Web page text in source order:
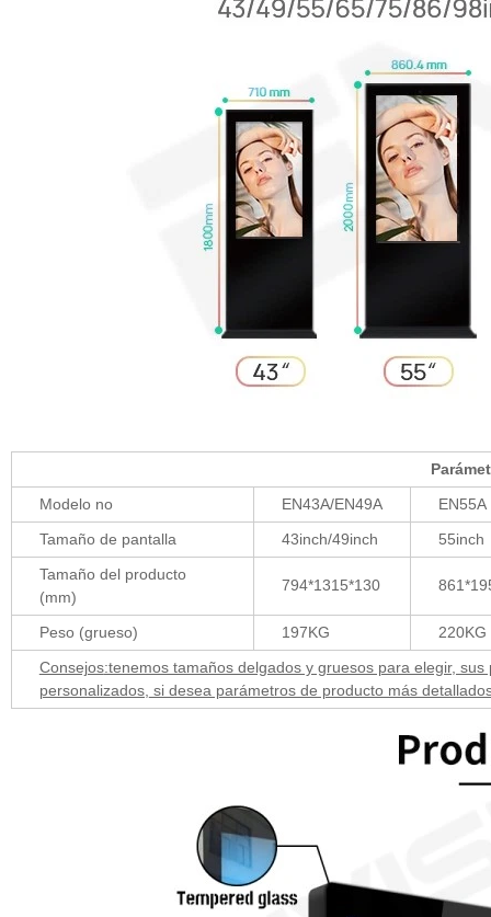
Modelo no
EN43A/EN49A
EN55A
Tamaño de pantalla
43inch/49inch
55inch
Tamaño del producto
(mm)
794*1315*130
Peso (grueso) 197KG
220KG
Consejos:tenemos tamaños delgados y gruesos para elegir,
personalizados, si desea parámetros de producto más